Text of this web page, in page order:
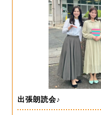
出張朗読会♪